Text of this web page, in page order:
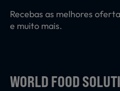
Recebas as melhores
e muito mais.
WORLD FOOD